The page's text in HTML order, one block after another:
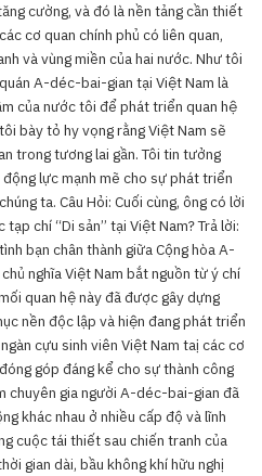
cường, và đó là nền tảng cần thiết
cơ quan chính phủ có liên quan,
và vùng miền của hai nước. Như tôi
A-déc-bai-gian tại Việt Nam là
của nước tôi để phát triển quan hệ
bày tỏ hy vọng rằng Việt Nam sẽ
trong tương lai gần. Tôi tin tưởng
lực mạnh mẽ cho sự phát triển
ta. Câu Hỏi: Cuối cùng, ông có lời
chí “Di sản’’ tại Việt Nam? Trả lời:
bạn chân thành giữa Cộng hòa A-
nghĩa Việt Nam bắt nguồn từ ý chí
quan hệ này đã được gây dựng
nền độc lập và hiện đang phát triển
cựu sinh viên Việt Nam taị các cơ
góp đáng kể cho sự thành công
chuyên gia người A-déc-bai-gian đã
khác nhau ở nhiều cấp độ và lĩnh
cuộc tái thiết sau chiến tranh của
gian dài, bầu không khí hữu nghị